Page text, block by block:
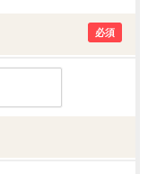
必須